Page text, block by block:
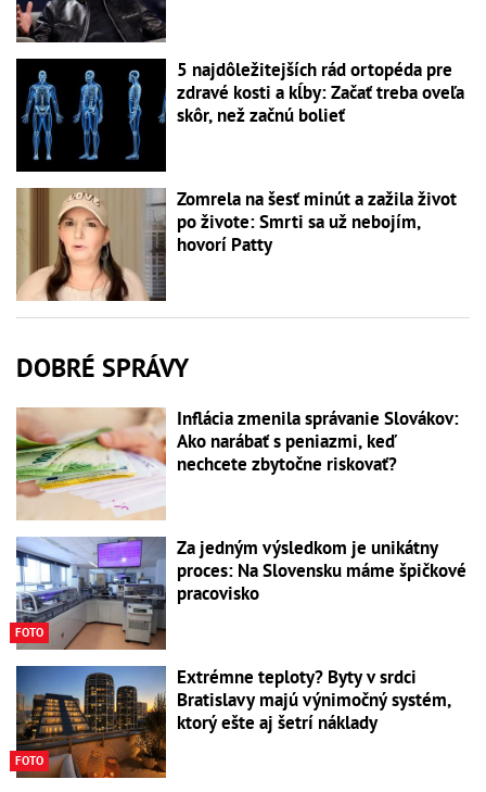
5 najdôležitejších rád ortopéda pre
zdravé kosti a kĺby: Začať treba oveľa
skôr, než začnú bolieť
Zomrela na šesť minút a zažila život
po živote: Smrti sa už nebojím,
hovorí Patty
DOBRÉ SPRÁVY
Inflácia zmenila správanie Slovákov:
Ako narábať s peniazmi, keď
nechcete zbytočne riskovať?
FOTO
Za jedným výsledkom je unikátny
proces: Na Slovensku máme špičkové
pracovisko
FOTO
Extrémne teploty? Byty v srdci
Bratislavy majú výnimočný systém,
ktorý ešte aj šetrí náklady